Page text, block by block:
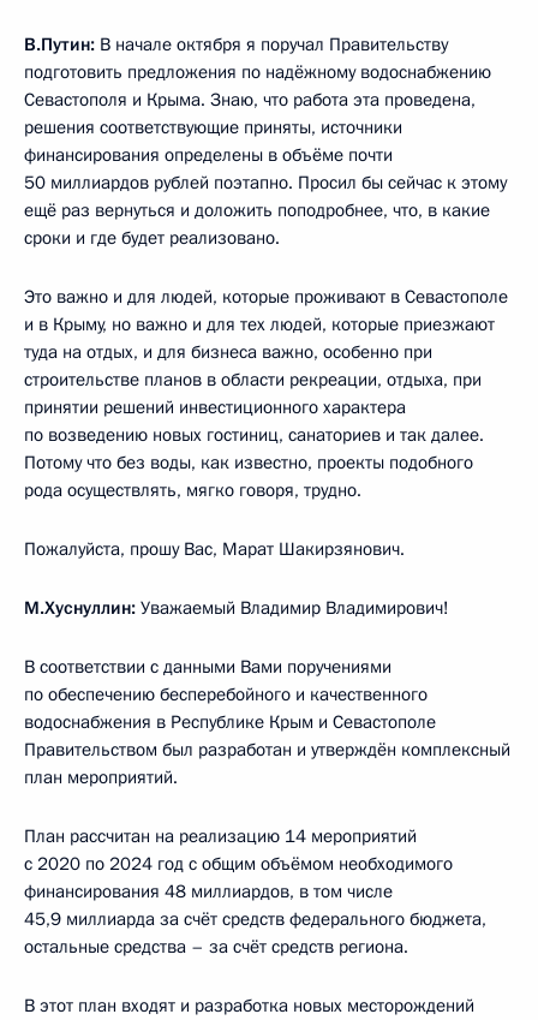
В.Путин: В начале октября я поручал Правительству
подготовить предложения по надёжному водоснабжению
Севастополя и Крыма. Знаю, что работа эта проведена,
решения соответствующие приняты, источники
финансирования определены в объёме почти
50 миллиардов рублей поэтапно. Просил бы сейчас к этому
ещё раз вернуться и доложить поподробнее, что, в какие
сроки и где будет реализовано.
Это важно и для людей, которые проживают в Севастополе
и в Крыму, но важно и для тех людей, которые приезжают
туда на отдых, и для бизнеса важно, особенно при
строительстве планов в области рекреации, отдыха, при
принятии решений инвестиционного характера
по возведению новых гостиниц, санаториев и так далее.
Потому что без воды, как известно, проекты подобного
рода осуществлять, мягко говоря, трудно.
Пожалуйста, прошу Вас, Марат Шакирзянович.
М.Хуснуллин: Уважаемый Владимир Владимирович!
В соответствии с данными Вами поручениями
по обеспечению бесперебойного и качественного
водоснабжения в Республике Крым и Севастополе
Правительством был разработан и утверждён комплексный
план мероприятий.
План рассчитан на реализацию 14 мероприятий
с 2020 по 2024 год с общим объёмом необходимого
финансирования 48 миллиардов, в том числе
45,9 миллиарда за счёт средств федерального бюджета,
остальные средства – за счёт средств региона.
В этот план входят и разработка новых месторождений